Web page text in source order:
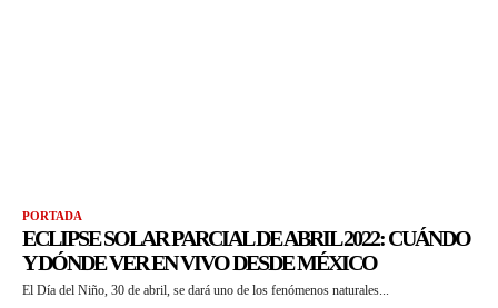
PORTADA
ECLIPSE SOLAR PARCIAL DE ABRIL 2022: CUÁNDO
Y DÓNDE VER EN VIVO DESDE MÉXICO
El Día del Niño, 30 de abril, se dará uno de los fenómenos naturales...